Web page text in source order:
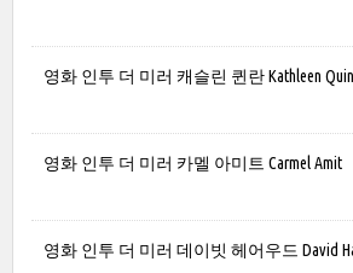
영화 인투 더 미러 캐슬린 퀸란 Kathleen
영화 인투 더 미러 카멜 아미트 Carmel Amit
영화 인투 더 미러 데이빗 헤어우드 David